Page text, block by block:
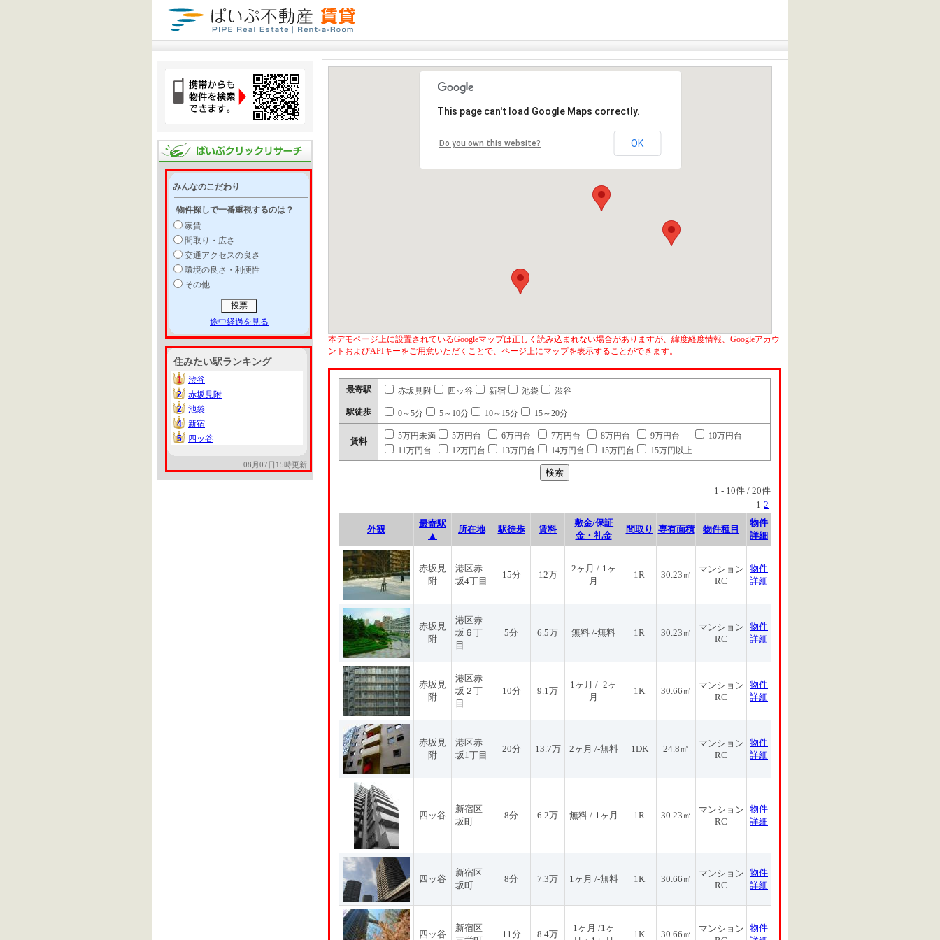
みんなのこだわり
物件探しで一番重視するのは？
家賃
間取り・広さ
交通アクセスの良さ
環境の良さ・利便性
その他
途中経過を見る
住みたい駅ランキング
1
1
渋谷
2
2
赤坂見附
2
2
池袋
4
4
新宿
5
5 四ッ谷
08月07日15時更新
This page can't load Google Maps correctly.
Do you own this website? OK
本デモページ上に設置されているGoogleマップは正しく読み込まれない場合がありますが、緯度経度情報、Googleアカウ
ントおよびAPIキーをご用意いただくことで、ページ上にマップを表示することができます。
最寄駅 赤坂見附 四ッ谷 新宿 池袋 渋谷
駅徒歩 0～5分 5～10分 10～15分 15～20分
賃料
5万円未満 5万円台 6万円台 7万円台 8万円台 9万円台
10万円台
11万円台
12万円台 13万円台 14万円台 15万円台 15万円以上
1 - 10件 / 20件
1 2
外観
最寄駅
▲
所在地 駅徒歩 賃料
敷金/保証
金・礼金
間取り 専有面積 物件種目
物件
詳細
赤坂見
附
港区赤
坂4丁目
15分 12万
2ヶ月 /-1ヶ
月
1R 30.23㎡
マンション
RC
物件
詳細
赤坂見
附
港区赤
坂６丁
目
5分 6.5万 無料 /-無料 1R 30.23㎡
マンション
RC
物件
詳細
赤坂見
附
港区赤
坂２丁
目
10分 9.1万
1ヶ月 / -2ヶ
月
1K 30.66㎡
マンション
RC
物件
詳細
赤坂見
附
港区赤
坂1丁目
20分 13.7万 2ヶ月 /-無料 1DK 24.8㎡
マンション
RC
物件
詳細
四ッ谷
新宿区
坂町
8分 6.2万 無料 /-1ヶ月 1R 30.23㎡
マンション
RC
物件
詳細
四ッ谷
新宿区
坂町
8分 7.3万 1ヶ月 /-無料 1K 30.66㎡
マンション
RC
物件
詳細
四ッ谷
新宿区
11分 8.4万
1ヶ月 /1ヶ
1K 30.66㎡
マンション 物件